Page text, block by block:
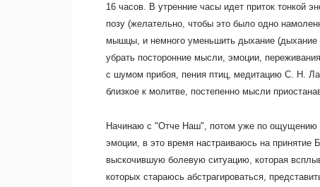
16 часов. В утренние часы идет приток тонкой
позу (желательно, чтобы это было одно
мышцы, и немного уменьшить дыхание
убрать посторонние мысли, эмоции,
с шумом прибоя, пения птиц, медитацию С. Н.
близкое к молитве, постепенно мысли
Начинаю с "Отче Наш", потом уже по ощущению
эмоции, в это время настраиваюсь на
выскочившую болевую ситуацию, которая
которых стараюсь абстрагироваться,